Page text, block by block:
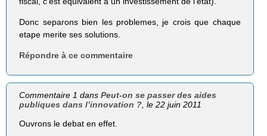
Donc separons bien les problemes, je crois que chaque
etape merite ses solutions.
Répondre à ce commentaire
Commentaire 1 dansPeut-on se passer des aides
publiques dans l’innovation ? , le 22 juin 2011
Ouvrons le debat en effet.